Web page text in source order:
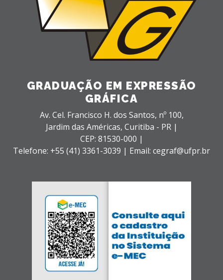
GRADUAÇÃO EM EXPRESSÃO
GRÁFICA
Av. Cel. Francisco H. dos Santos, nº 100,
Jardim das Américas, Curitiba - PR |
CEP: 81530-000 |
Telefone: +55 (41) 3361-3039 | Email: cegraf@ufpr.br